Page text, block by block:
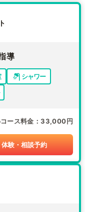
導
シャワー
ース料金 33,000円
体験・相談予約